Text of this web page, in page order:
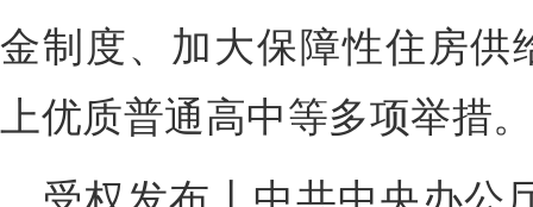
金制度、加大保障性住房供
上优质普通高中等多项举措。